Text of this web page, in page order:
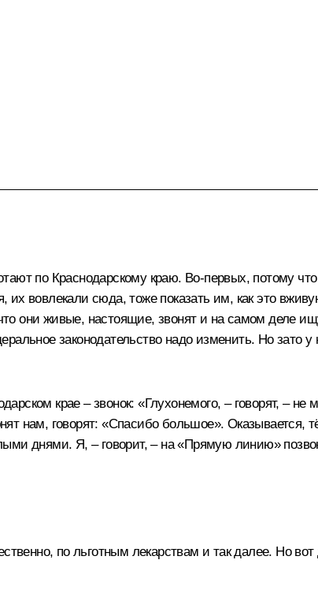
по Краснодарскому краю. Во-первых, потому
вовлекали сюда, тоже показать им, как это
они живые, настоящие, звонят и на самом деле
законодательство надо изменить. Но зато у
крае – звонок: «Глухонемого, – говорят, – не
нам, говорят: «Спасибо большое». Оказывается,
днями. Я, – говорит, – на «Прямую линию»
по льготным лекарствам и так далее. Но